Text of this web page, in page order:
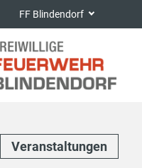
FF Blindendorf
Veranstaltungen